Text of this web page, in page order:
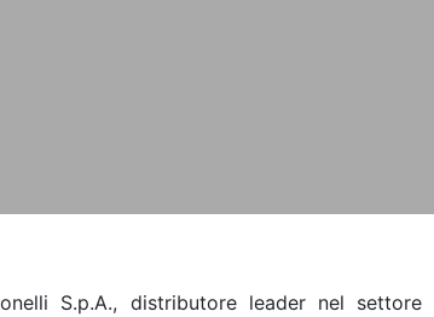
S.p.A., distributore leader nel settore